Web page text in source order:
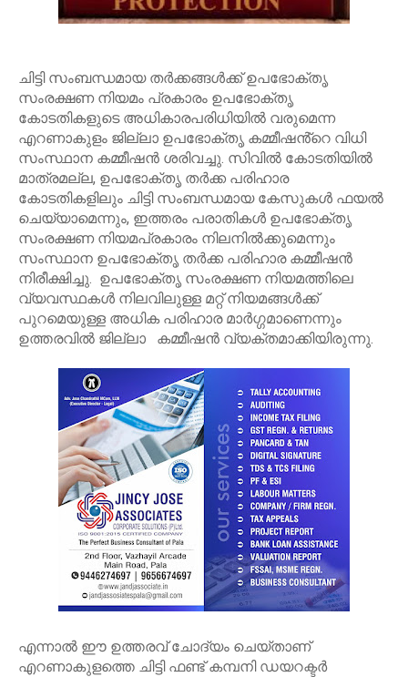
ചിട്ടി സംബന്ധമായ തർക്കങ്ങൾക്ക് ഉപഭോക്തൃ
സംരക്ഷണ നിയമം പ്രകാരം ഉപഭോക്തൃ
കോടതികളുടെ അധികാരപരിധിയിൽ വരുമെന്ന
എറണാകുളം ജില്ലാ ഉപഭോക്തൃ കമ്മീഷൻ്റെ വിധി
സംസ്ഥാന കമ്മീഷൻ ശരിവച്ചു. സിവിൽ കോടതിയിൽ
മാത്രമല്ല, ഉപഭോക്തൃ തർക്ക പരിഹാര
കോടതികളിലും ചിട്ടി സംബന്ധമായ കേസുകൾ ഫയൽ
ചെയ്യാമെന്നും, ഇത്തരം പരാതികൾ ഉപഭോക്തൃ
സംരക്ഷണ നിയമപ്രകാരം നിലനിൽക്കുമെന്നും
സംസ്ഥാന ഉപഭോക്തൃ തർക്ക പരിഹാര കമ്മീഷൻ
നിരീക്ഷിച്ചു. ഉപഭോക്തൃ സംരക്ഷണ നിയമത്തിലെ
വ്യവസ്ഥകൾ നിലവിലുള്ള മറ്റ് നിയമങ്ങൾക്ക്
പുറമെയുള്ള അധിക പരിഹാര മാർഗ്ഗമാണെന്നും
ഉത്തരവിൽ ജില്ലാ കമ്മീഷൻ വ്യക്തമാക്കിയിരുന്നു.
എന്നാൽ ഈ ഉത്തരവ് ചോദ്യം ചെയ്താണ്
എറണാകുളത്തെ ചിട്ടി ഫണ്ട് കമ്പനി ഡയറക്ടർ